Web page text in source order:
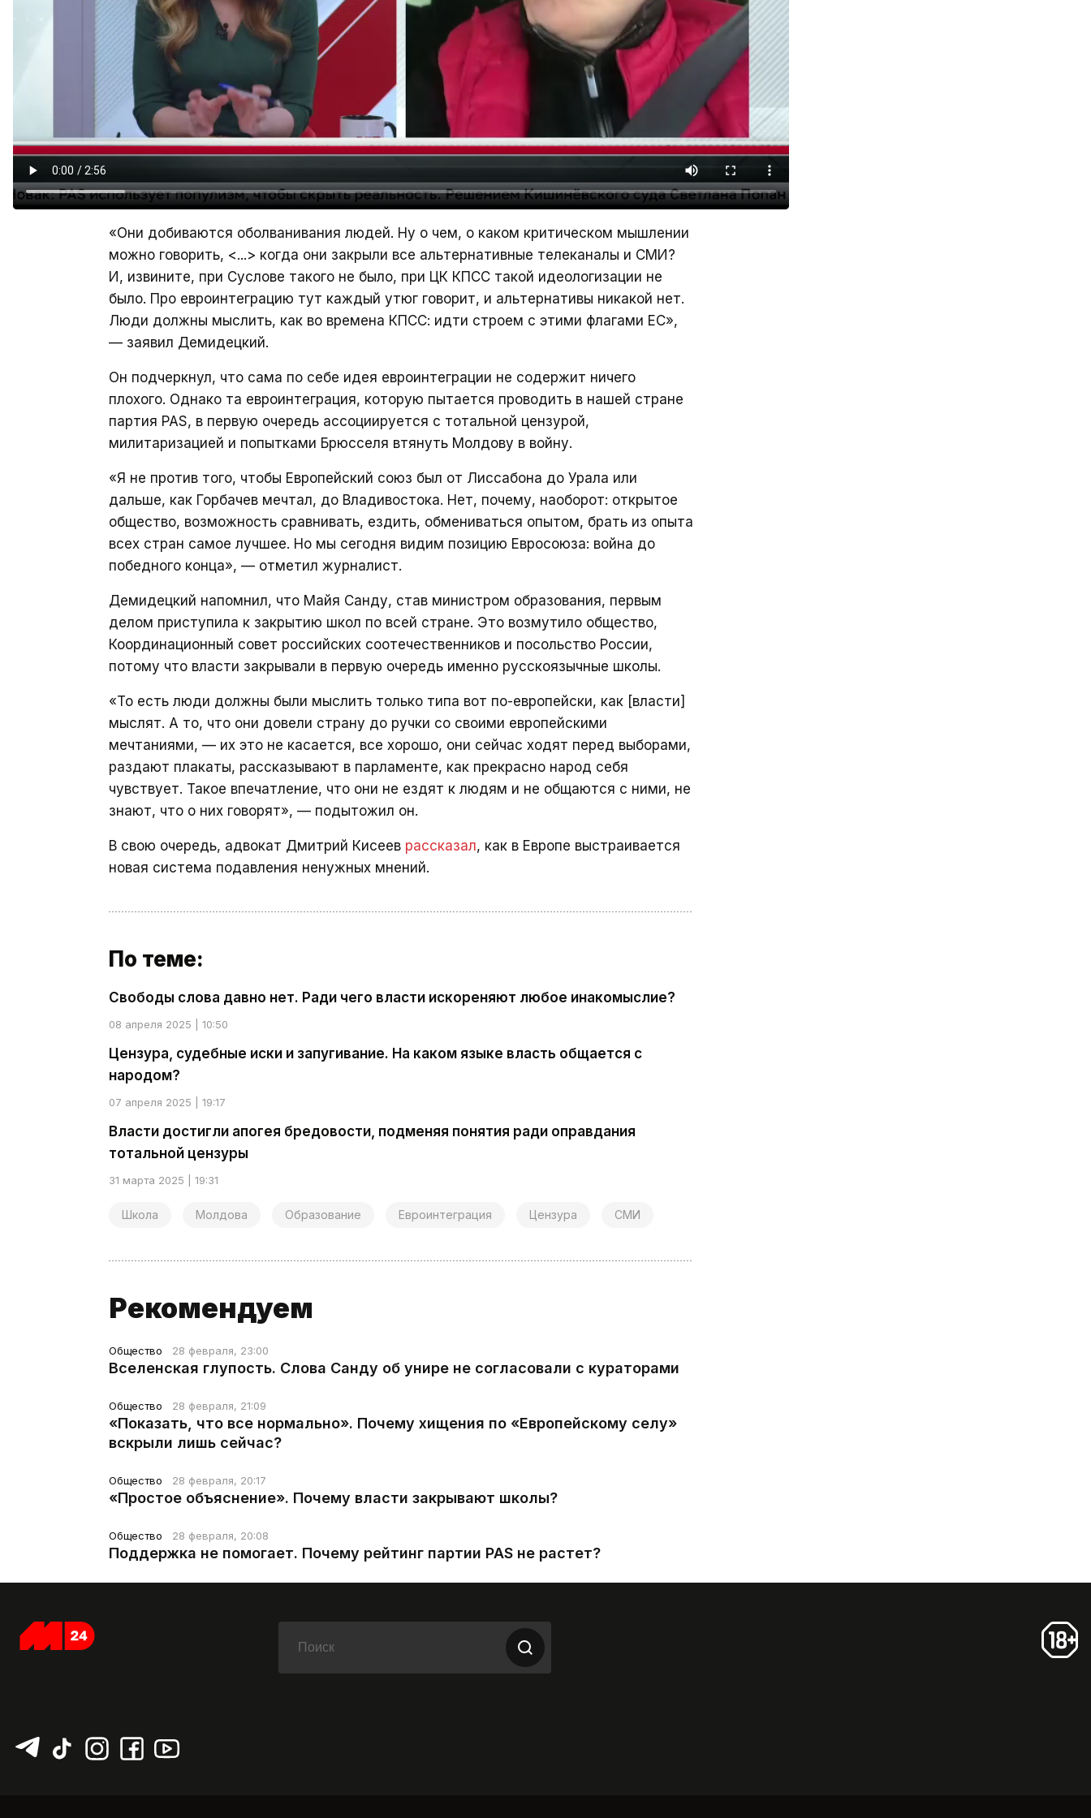
«Они добиваются оболванивания людей. Ну о чем, о каком критическом мышлении
можно говорить, <...> когда они закрыли все альтернативные телеканалы и СМИ?
И, извините, при Суслове такого не было, при ЦК КПСС такой идеологизации не
было. Про евроинтеграцию тут каждый утюг говорит, и альтернативы никакой нет.
Люди должны мыслить, как во времена КПСС: идти строем с этими флагами ЕС»,
— заявил Демидецкий.
Он подчеркнул, что сама по себе идея евроинтеграции не содержит ничего
плохого. Однако та евроинтеграция, которую пытается проводить в нашей стране
партия PAS, в первую очередь ассоциируется с тотальной цензурой,
милитаризацией и попытками Брюсселя втянуть Молдову в войну.
«Я не против того, чтобы Европейский союз был от Лиссабона до Урала или
дальше, как Горбачев мечтал, до Владивостока. Нет, почему, наоборот: открытое
общество, возможность сравнивать, ездить, обмениваться опытом, брать из опыта
всех стран самое лучшее. Но мы сегодня видим позицию Евросоюза: война до
победного конца», — отметил журналист.
Демидецкий напомнил, что Майя Санду, став министром образования, первым
делом приступила к закрытию школ по всей стране. Это возмутило общество,
Координационный совет российских соотечественников и посольство России,
потому что власти закрывали в первую очередь именно русскоязычные школы.
«То есть люди должны были мыслить только типа вот по-европейски, как [власти]
мыслят. А то, что они довели страну до ручки со своими европейскими
мечтаниями, — их это не касается, все хорошо, они сейчас ходят перед выборами,
раздают плакаты, рассказывают в парламенте, как прекрасно народ себя
чувствует. Такое впечатление, что они не ездят к людям и не общаются с ними, не
знают, что о них говорят», — подытожил он.
В свою очередь, адвокат Дмитрий Кисеев рассказал, как в Европе выстраивается
новая система подавления ненужных мнений.
По теме:
Свободы слова давно нет. Ради чего власти искореняют любое инакомыслие?
08 апреля 2025 | 10:50
Цензура, судебные иски и запугивание. На каком языке власть общается с
народом?
07 апреля 2025 | 19:17
Власти достигли апогея бредовости, подменяя понятия ради оправдания
тотальной цензуры
31 марта 2025 | 19:31
Школа Молдова Образование Евроинтеграция Цензура СМИ
Рекомендуем
Общество 28 февраля, 23:00
Вселенская глупость. Слова Санду об унире не согласовали с кураторами
Общество 28 февраля, 21:09
«Показать, что все нормально». Почему хищения по «Европейскому селу»
вскрыли лишь сейчас?
Общество 28 февраля, 20:17
«Простое объяснение». Почему власти закрывают школы?
Общество 28 февраля, 20:08
Поддержка не помогает. Почему рейтинг партии PAS не растет?